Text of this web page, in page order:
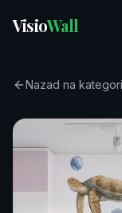
VisioWall
Nazad na